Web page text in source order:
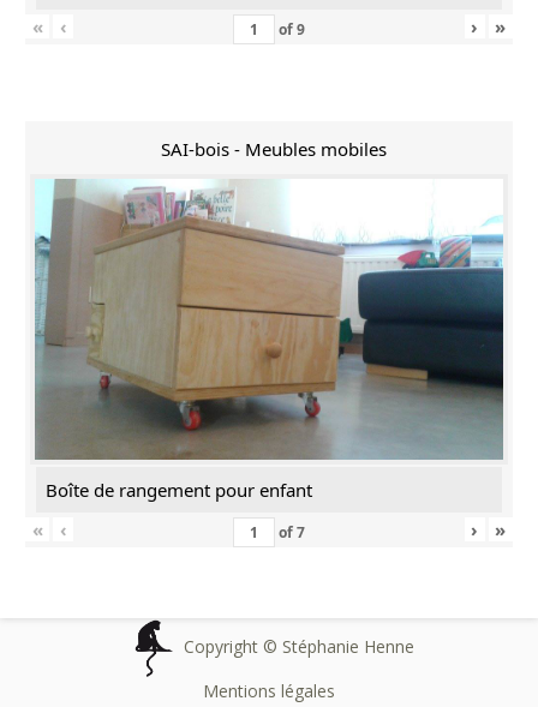
«
‹ of9 › »
SAI-bois - Meubles mobiles
Boîte de rangement pour enfant
«
‹ of7 › »
Copyright © Stéphanie Henne
Mentions légales